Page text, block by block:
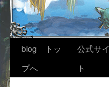
blog トッ
プへ
公式サイ
ト